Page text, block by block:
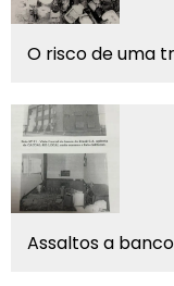
O risco de uma
Assaltos a